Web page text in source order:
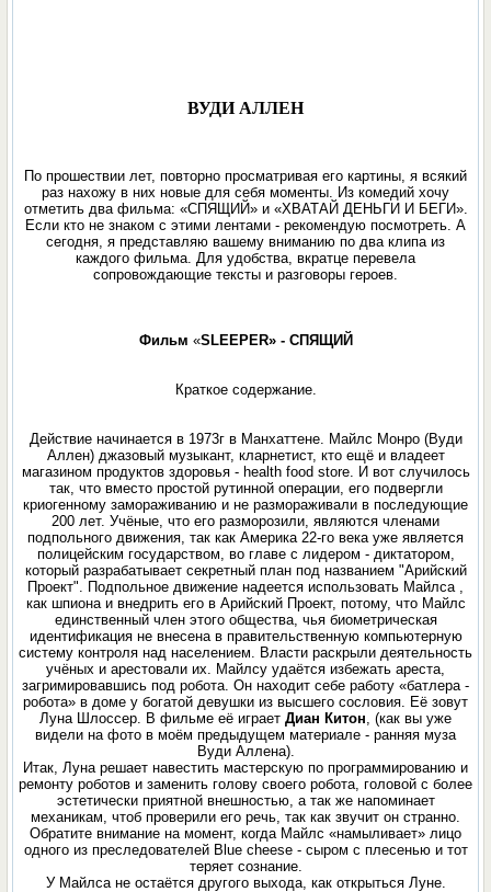
ВУДИ АЛЛЕН
По прошествии лет, повторно просматривая его картины, я всякий
раз нахожу в них новые для себя моменты. Из комедий хочу
отметить два фильма: «СПЯЩИЙ» и «ХВАТАЙ ДЕНЬГИ И БЕГИ».
Если кто не знаком с этими лентами - рекомендую посмотреть. А
сегодня, я представляю вашему вниманию по два клипа из
каждого фильма. Для удобства, вкратце перевела
сопровождающие тексты и разговоры героев.
Фильм «SLEEPER» - СПЯЩИЙ
Краткое содержание.
Действие начинается в 1973г в Манхаттене. Майлс Монро (Вуди
Аллен) джазовый музыкант, кларнетист, кто ещё и владеет
магазином продуктов здоровья - health food store. И вот случилось
так, что вместо простой рутинной операции, его подвергли
криогенному замораживанию и не размораживали в последующие
200 лет. Учёные, что его разморозили, являются членами
подпольного движения, так как Америка 22-гo века уже является
полицейским государством, во главе с лидером - диктатором,
который разрабатывает секретный план под названием "Арийский
Проект". Подпольное движение надеется использовать Майлса ,
как шпиона и внедрить его в Арийский Проект, потому, что Майлс
единственный член этого общества, чья биометрическaя
идентификация не внесена в правительственную компьютерную
систему контроля над населением. Власти раскрыли деятельность
учёных и арестовали их. Майлсу удаётся избежать ареста,
загримировавшись под робота. Он находит себе работу «батлера -
робота» в доме у богатой девушки из высшего сословия. Её зовут
Луна Шлоссер. В фильме её играет Диан Китон, (как вы уже
видели на фото в моём предыдущем материале - ранняя муза
Вуди Аллена).
Итак, Луна решает навестить мастерскую по программированию и
ремонту роботов и заменить голову своего робота, головой с более
эстетически приятной внешностью, a так же напоминает
механикам, чтоб проверили его речь, так как звучит он странно.
Oбратите внимание на момент, когда Майлс «намыливает» лицо
одного из преследователей Blue cheesе - сыром с плесенью и тот
теряет сознание.
У Майлса не остаётся другого выхода, как открыться Луне.